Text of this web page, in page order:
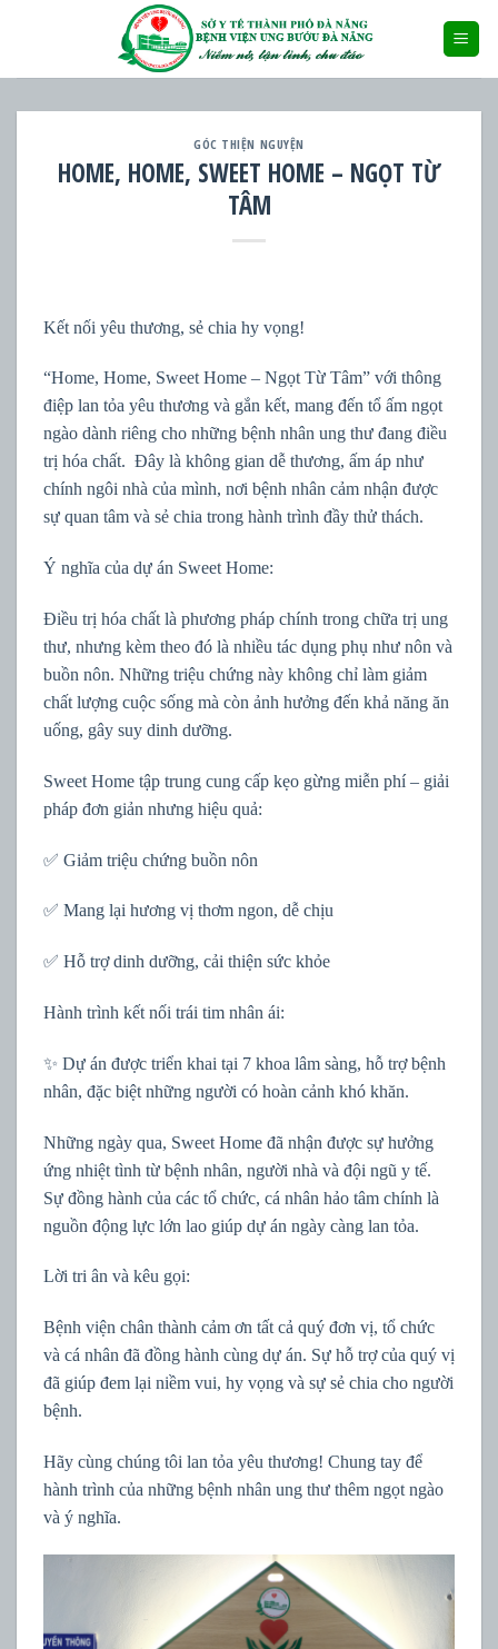
GÓC THIỆN NGUYỆN
HOME, HOME, SWEET HOME – NGỌT TỪ
TÂM
Kết nối yêu thương, sẻ chia hy vọng!
“Home, Home, Sweet Home – Ngọt Từ Tâm” với thông
điệp lan tỏa yêu thương và gắn kết, mang đến tổ ấm ngọt
ngào dành riêng cho những bệnh nhân ung thư đang điều
trị hóa chất. Đây là không gian dễ thương, ấm áp như
chính ngôi nhà của mình, nơi bệnh nhân cảm nhận được
sự quan tâm và sẻ chia trong hành trình đầy thử thách.
Ý nghĩa của dự án Sweet Home:
Điều trị hóa chất là phương pháp chính trong chữa trị ung
thư, nhưng kèm theo đó là nhiều tác dụng phụ như nôn và
buồn nôn. Những triệu chứng này không chỉ làm giảm
chất lượng cuộc sống mà còn ảnh hưởng đến khả năng ăn
uống, gây suy dinh dưỡng.
Sweet Home tập trung cung cấp kẹo gừng miễn phí – giải
pháp đơn giản nhưng hiệu quả:
✅ Giảm triệu chứng buồn nôn
✅ Mang lại hương vị thơm ngon, dễ chịu
✅ Hỗ trợ dinh dưỡng, cải thiện sức khỏe
Hành trình kết nối trái tim nhân ái:
✨ Dự án được triển khai tại 7 khoa lâm sàng, hỗ trợ bệnh
nhân, đặc biệt những người có hoàn cảnh khó khăn.
Những ngày qua, Sweet Home đã nhận được sự hưởng
ứng nhiệt tình từ bệnh nhân, người nhà và đội ngũ y tế.
Sự đồng hành của các tổ chức, cá nhân hảo tâm chính là
nguồn động lực lớn lao giúp dự án ngày càng lan tỏa.
Lời tri ân và kêu gọi:
Bệnh viện chân thành cảm ơn tất cả quý đơn vị, tổ chức
và cá nhân đã đồng hành cùng dự án. Sự hỗ trợ của quý vị
đã giúp đem lại niềm vui, hy vọng và sự sẻ chia cho người
bệnh.
Hãy cùng chúng tôi lan tỏa yêu thương! Chung tay để
hành trình của những bệnh nhân ung thư thêm ngọt ngào
và ý nghĩa.